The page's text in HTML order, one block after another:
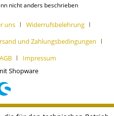
nicht anders beschrieben
uns
Widerrufsbelehrung
und Zahlungsbedingungen
AGB
Impressum
Shopware